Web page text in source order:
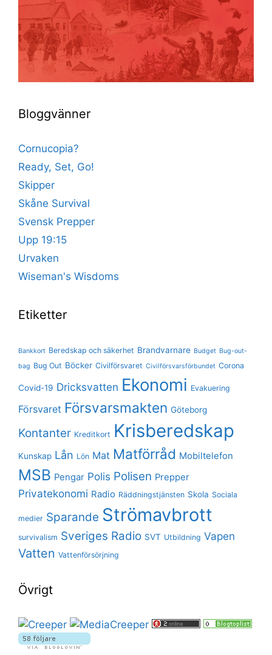
Bloggvänner
Cornucopia?
Ready, Set, Go!
Skipper
Skåne Survival
Svensk Prepper
Upp 19:15
Urvaken
Wiseman's Wisdoms
Etiketter
Bankkort Beredskap och säkerhet Brandvarnare Budget Bug-out-
bag Bug Out Böcker Civilförsvaret Civilförsvarsförbundet Corona
Covid-19 Dricksvatten Ekonomi Evakuering
Försvaret Försvarsmakten Göteborg
Kontanter Kreditkort Krisberedskap
Kunskap Lån Lön Mat Matförråd Mobiltelefon
MSB Pengar Polis Polisen Prepper
Privatekonomi Radio Räddningstjänsten Skola Sociala
medier Sparande Strömavbrott
survivalism Sveriges Radio SVT Utbildning Vapen
Vatten Vattenförsörjning
Övrigt